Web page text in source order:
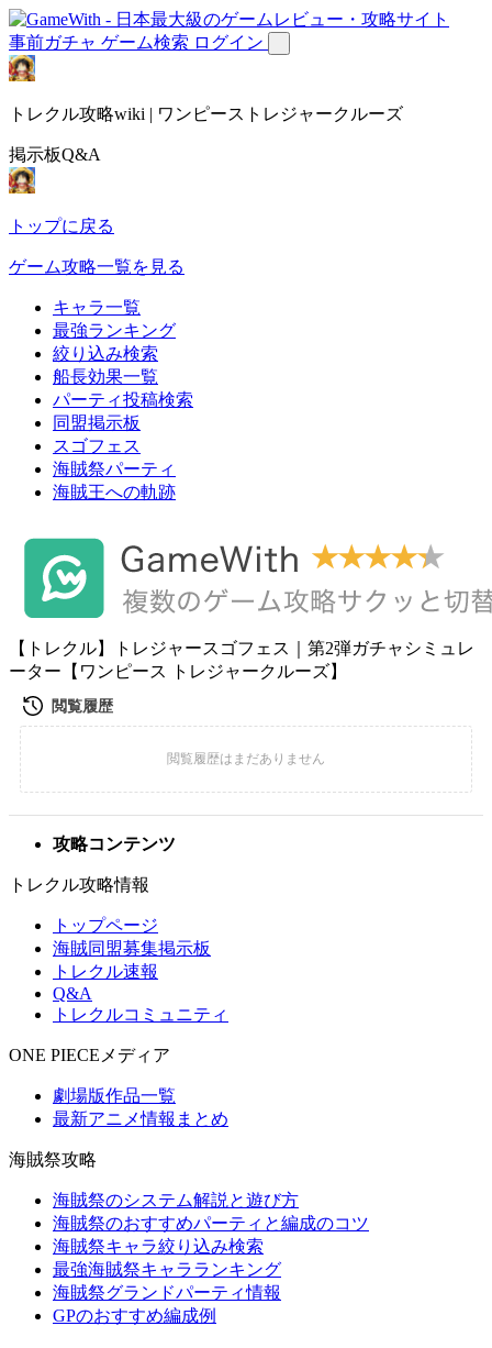
事前ガチャ ゲーム検索 ログイン
トレクル攻略wiki | ワンピーストレジャークルーズ
掲示板Q&A
トップに戻る
ゲーム攻略一覧を見る
キャラ一覧
最強ランキング
絞り込み検索
船長効果一覧
パーティ投稿検索
同盟掲示板
スゴフェス
海賊祭パーティ
海賊王への軌跡
【トレクル】トレジャースゴフェス｜第2弾ガチャシミュレ
ーター【ワンピース トレジャークルーズ】
攻略コンテンツ
トレクル攻略情報
トップページ
海賊同盟募集掲示板
トレクル速報
Q&A
トレクルコミュニティ
ONE PIECEメディア
劇場版作品一覧
最新アニメ情報まとめ
海賊祭攻略
海賊祭のシステム解説と遊び方
海賊祭のおすすめパーティと編成のコツ
海賊祭キャラ絞り込み検索
最強海賊祭キャラランキング
海賊祭グランドパーティ情報
GPのおすすめ編成例